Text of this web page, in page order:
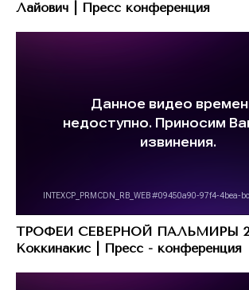
Лайович | Пресс конференция
ТРОФЕИ СЕВЕРНОЙ ПАЛЬМИРЫ
Коккинакис | Пресс - конференция